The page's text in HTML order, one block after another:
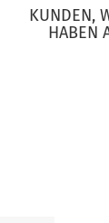
KUNDEN,
HABEN